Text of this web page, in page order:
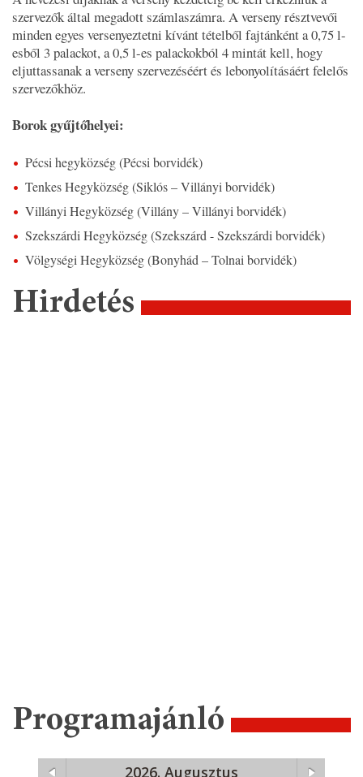
szervezők által megadott számlaszámra. A verseny résztvevői
minden egyes versenyeztetni kívánt tételből fajtánként a 0,75 l-
esből 3 palackot, a 0,5 l-es palackokból 4 mintát kell, hogy
eljuttassanak a verseny szervezéséért és lebonyolításáért felelős
szervezőkhöz.
Borok gyűjtőhelyei:
Pécsi hegyközség (Pécsi borvidék)
Tenkes Hegyközség (Siklós – Villányi borvidék)
Villányi Hegyközség (Villány – Villányi borvidék)
Szekszárdi Hegyközség (Szekszárd - Szekszárdi borvidék)
Völgységi Hegyközség (Bonyhád – Tolnai borvidék)
Hirdetés
Programajánló
2026. Augusztus